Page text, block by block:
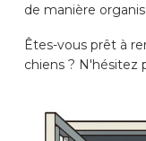
de manière
Êtes-vous prêt à
chiens ? N'hésitez